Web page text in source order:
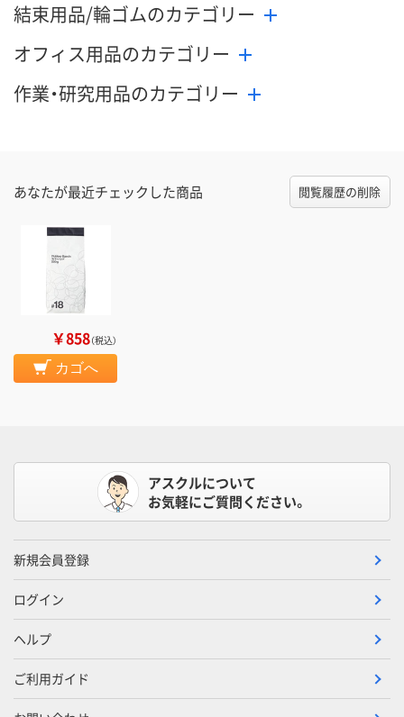
結束用品/輪ゴムのカテゴリー
オフィス用品のカテゴリー
作業・研究用品のカテゴリー
あなたが最近チェックした商品 閲覧履歴の削除
￥858（税込）
カゴへ
アスクルについて
お気軽にご質問ください。
新規会員登録
ログイン
ヘルプ
ご利用ガイド